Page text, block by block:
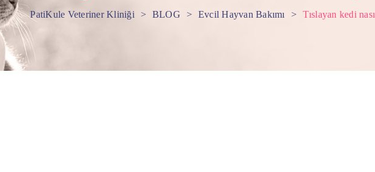
PatiKule Veteriner Kliniği > BLOG > Evcil Hayvan Bakımı > Tıslayan kedi